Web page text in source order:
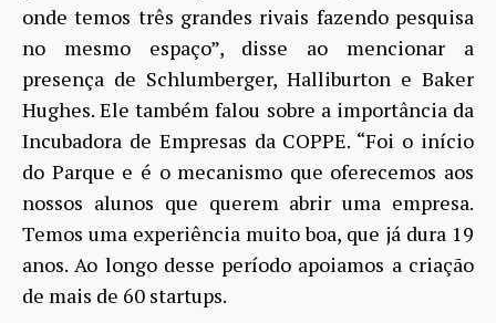
onde temos três grandes rivais fazendo pesquisa
no mesmo espaço”, disse ao mencionar a
presença de Schlumberger, Halliburton e Baker
Hughes. Ele também falou sobre a importância da
Incubadora de Empresas da COPPE. “Foi o início
do Parque e é o mecanismo que oferecemos aos
nossos alunos que querem abrir uma empresa.
Temos uma experiência muito boa, que já dura 19
anos. Ao longo desse período apoiamos a criação
de mais de 60 startups.